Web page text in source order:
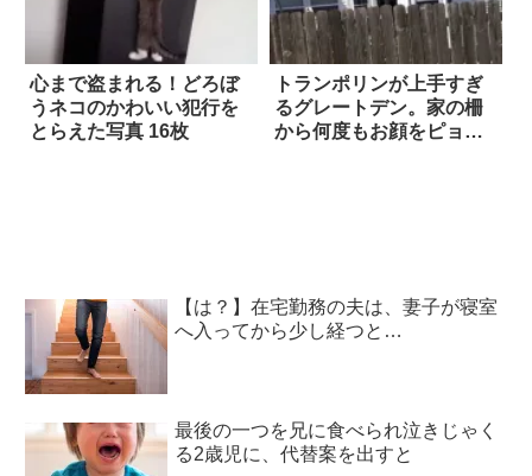
心まで盗まれる！どろぼ
うネコのかわいい犯行を
とらえた写真 16枚
トランポリンが上手すぎ
るグレートデン。家の柵
から何度もお顔をピョコ
【は？】在宅勤務の夫は、妻子が寝室
へ入ってから少し経つと…
最後の一つを兄に食べられ泣きじゃく
る2歳児に、代替案を出すと